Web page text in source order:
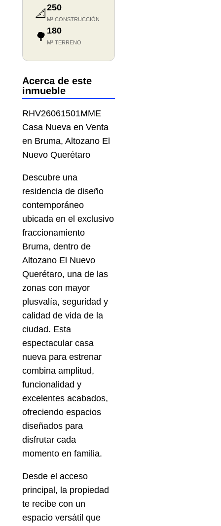
📐 250
M² CONSTRUCCIÓN
🌳 180
M² TERRENO
Acerca de este
inmueble
RHV26061501MME
Casa Nueva en Venta
en Bruma, Altozano El
Nuevo Querétaro
Descubre una
residencia de diseño
contemporáneo
ubicada en el exclusivo
fraccionamiento
Bruma, dentro de
Altozano El Nuevo
Querétaro, una de las
zonas con mayor
plusvalía, seguridad y
calidad de vida de la
ciudad. Esta
espectacular casa
nueva para estrenar
combina amplitud,
funcionalidad y
excelentes acabados,
ofreciendo espacios
diseñados para
disfrutar cada
momento en familia.
Desde el acceso
principal, la propiedad
te recibe con un
espacio versátil que